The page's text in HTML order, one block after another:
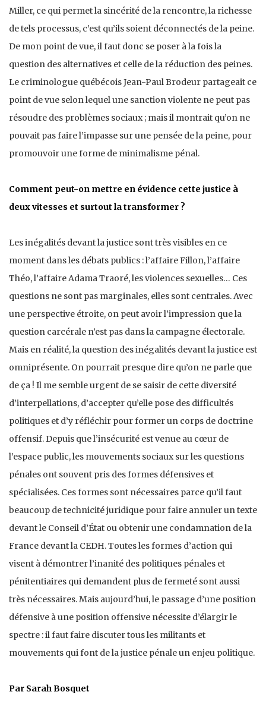
Miller, ce qui permet la sincérité de la rencontre, la richesse
de tels processus, c’est qu’ils soient déconnectés de la peine.
De mon point de vue, il faut donc se poser à la fois la
question des alternatives et celle de la réduction des peines.
Le criminologue québécois Jean-Paul Brodeur partageait ce
point de vue selon lequel une sanction violente ne peut pas
résoudre des problèmes sociaux ; mais il montrait qu’on ne
pouvait pas faire l’impasse sur une pensée de la peine, pour
promouvoir une forme de minimalisme pénal.
Comment peut-on mettre en évidence cette justice à
deux vitesses et surtout la transformer ?
Les inégalités devant la justice sont très visibles en ce
moment dans les débats publics : l’affaire Fillon, l’affaire
Théo, l’affaire Adama Traoré, les violences sexuelles… Ces
questions ne sont pas marginales, elles sont centrales. Avec
une perspective étroite, on peut avoir l’impression que la
question carcérale n’est pas dans la campagne électorale.
Mais en réalité, la question des inégalités devant la justice est
omniprésente. On pourrait presque dire qu’on ne parle que
de ça ! Il me semble urgent de se saisir de cette diversité
d’interpellations, d’accepter qu’elle pose des difficultés
politiques et d’y réfléchir pour former un corps de doctrine
offensif. Depuis que l’insécurité est venue au cœur de
l’espace public, les mouvements sociaux sur les questions
pénales ont souvent pris des formes défensives et
spécialisées. Ces formes sont nécessaires parce qu’il faut
beaucoup de technicité juridique pour faire annuler un texte
devant le Conseil d’État ou obtenir une condamnation de la
France devant la CEDH. Toutes les formes d’action qui
visent à démontrer l’inanité des politiques pénales et
pénitentiaires qui demandent plus de fermeté sont aussi
très nécessaires. Mais aujourd’hui, le passage d’une position
défensive à une position offensive nécessite d’élargir le
spectre : il faut faire discuter tous les militants et
mouvements qui font de la justice pénale un enjeu politique.
Par Sarah Bosquet